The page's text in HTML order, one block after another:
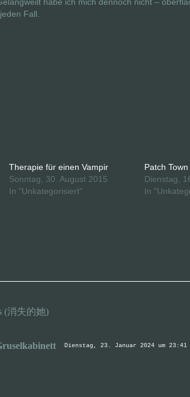
Fall.
Therapie für einen Vampir
Sonntag, 30. August 2015
In "Unkategorisiert"
Patch Town
Dienstag,
In
(消失的她)
Dienstag, 23. Januar 2024 um 23:41